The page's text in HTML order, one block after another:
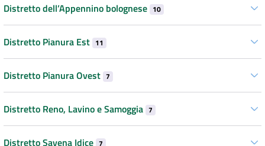
Distretto dell’Appennino bolognese 10
Distretto Pianura Est 11
Distretto Pianura Ovest 7
Distretto Reno, Lavino e Samoggia 7
Distretto Savena Idice 7